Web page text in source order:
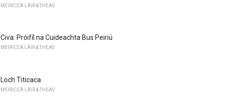
MEIRICEÁ LÁIR & THEAS
Civa: Próifíl na Cuideachta Bus Peiriú
MEIRICEÁ LÁIR & THEAS
Loch Titicaca
MEIRICEÁ LÁIR & THEAS